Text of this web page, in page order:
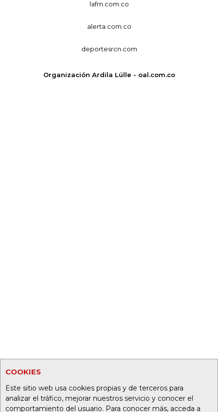
COOKIES
Este sitio web usa cookies propias y de terceros para
analizar el tráfico, mejorar nuestros servicio y conocer el
comportamiento del usuario. Para conocer más, acceda a
lafm.com.co
alerta.com.co
deportesrcn.com
Organización Ardila Lülle - oal.com.co